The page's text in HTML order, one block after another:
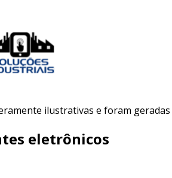
ilustrativas e foram
eletrônicos